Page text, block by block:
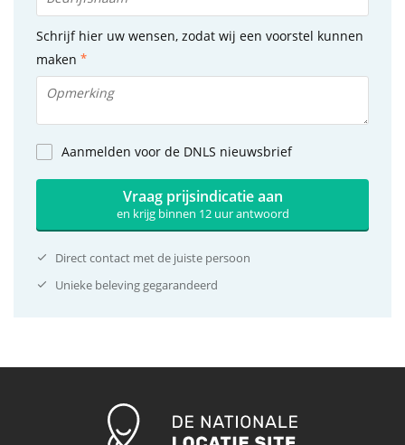
Schrijf hier uw wensen, zodat wij een voorstel kunnen
maken
Aanmelden voor de DNLS nieuwsbrief
Vraag prijsindicatie aan
en krijg binnen 12 uur antwoord
Direct contact met de juiste persoon
Unieke beleving gegarandeerd